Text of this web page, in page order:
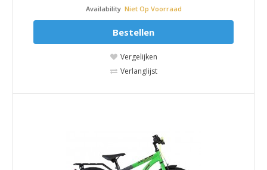
Availability Niet Op Voorraad
Bestellen
Vergelijken
Verlanglijst